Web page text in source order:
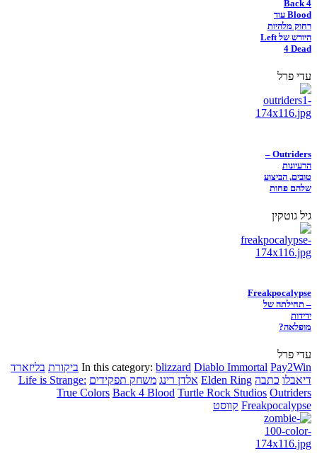
Back 4
Blood עוד
רחוק מלהיות
היורש של Left
4 Dead
עדי פרל
Outriders –
הרעיונות
טובים, הביצוע
שלהם פחות
גיל גוטקין
Freakpocalypse
– תחילתה של
ידידות
מופלאה?
עדי פרל
In this category: blizzard Diablo Immortal Pay2Win ביקורת בליזארד
דיאבלו כתבה Elden Ring אלדן רינג משחק תפקידים Life is Strange:
True Colors Back 4 Blood Turtle Rock Studios Outriders
Freakpocalypse קווסט